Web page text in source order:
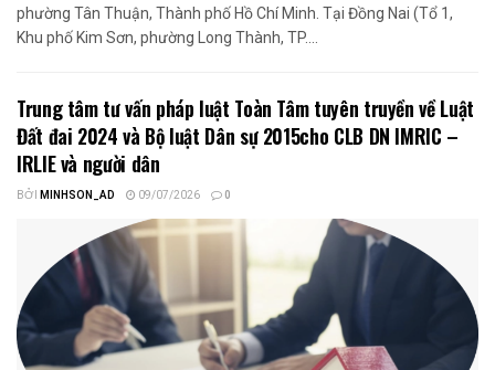
phường Tân Thuận, Thành phố Hồ Chí Minh. Tại Đồng Nai (Tổ 1,
Khu phố Kim Sơn, phường Long Thành, TP....
Trung tâm tư vấn pháp luật Toàn Tâm tuyên truyền về Luật
Đất đai 2024 và Bộ luật Dân sự 2015cho CLB DN IMRIC –
IRLIE và người dân
BỞI MINHSON_AD 09/07/2026 0